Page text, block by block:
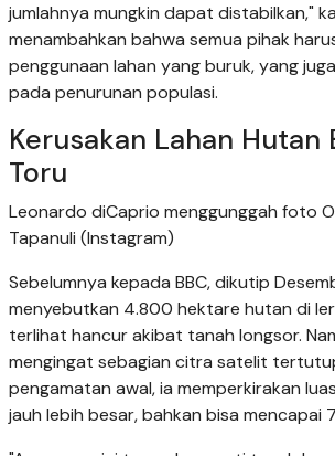
jumlahnya mungkin dapat distabilkan,"
menambahkan bahwa semua pihak
penggunaan lahan yang buruk, yang
pada penurunan populasi.
Kerusakan Lahan Hutan
Toru
Leonardo diCaprio menggunggah foto
Tapanuli (Instagram)
Sebelumnya kepada BBC, dikutip
menyebutkan 4.800 hektare hutan di
terlihat hancur akibat tanah longsor.
mengingat sebagian citra satelit
pengamatan awal, ia memperkirakan
jauh lebih besar, bahkan bisa mencapai